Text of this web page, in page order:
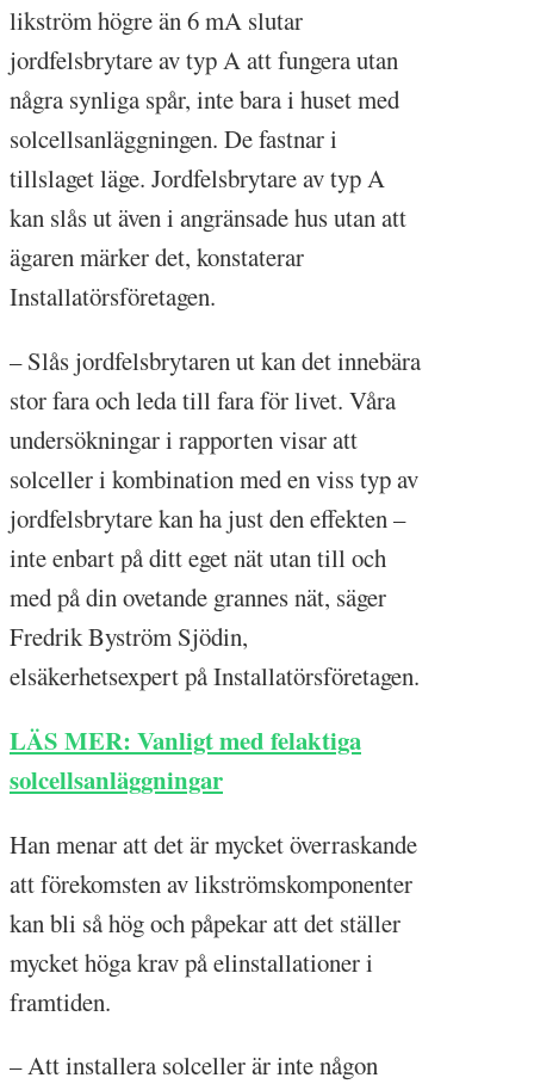
likström högre än 6 mA slutar
jordfelsbrytare av typ A att fungera utan
några synliga spår, inte bara i huset med
solcellsanläggningen. De fastnar i
tillslaget läge. Jordfelsbrytare av typ A
kan slås ut även i angränsade hus utan att
ägaren märker det, konstaterar
Installatörsföretagen.
– Slås jordfelsbrytaren ut kan det innebära
stor fara och leda till fara för livet. Våra
undersökningar i rapporten visar att
solceller i kombination med en viss typ av
jordfelsbrytare kan ha just den effekten –
inte enbart på ditt eget nät utan till och
med på din ovetande grannes nät, säger
Fredrik Byström Sjödin,
elsäkerhetsexpert på Installatörsföretagen.
LÄS MER: Vanligt med felaktiga
solcellsanläggningar
Han menar att det är mycket överraskande
att förekomsten av likströmskomponenter
kan bli så hög och påpekar att det ställer
mycket höga krav på elinstallationer i
framtiden.
– Att installera solceller är inte någon